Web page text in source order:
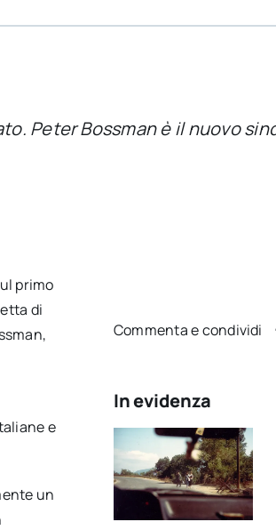
Peter Bossman è il nuovo
primo
di
e
un
Commenta e condividi
In evidenza